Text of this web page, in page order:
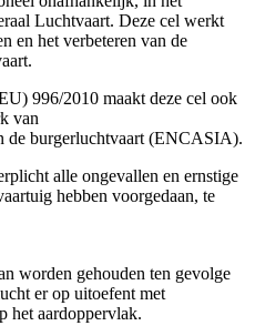
Luchtvaart. Deze cel werkt
en het verbeteren van de
996/2010 maakt deze cel ook
van
de burgerluchtvaart (ENCASIA).
alle ongevallen en ernstige
hebben voorgedaan, te
worden gehouden ten gevolge
er op uitoefent met
het aardoppervlak.